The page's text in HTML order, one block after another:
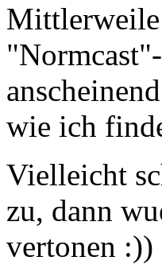
Mittlerweile
wie ich
Vielleicht
zu, dann
vertonen :))